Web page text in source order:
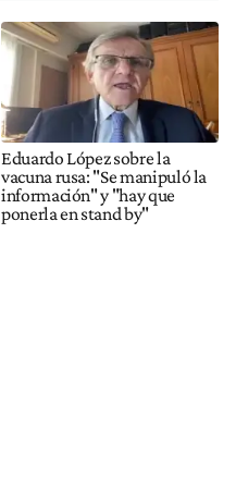
Eduardo López sobre la
vacuna rusa: "Se manipuló la
información" y "hay que
ponerla en stand by"